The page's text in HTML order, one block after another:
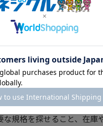
す。
年2.9％と3％を下回る
既存設備の保全・修理・
小口で、早く、確実に部
すが、現場では欠かせな
規格を探せること、在